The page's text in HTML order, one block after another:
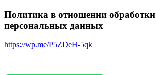
Политика в отношении обработки
персональных данных
https://wp.me/P5ZDeH-5qk